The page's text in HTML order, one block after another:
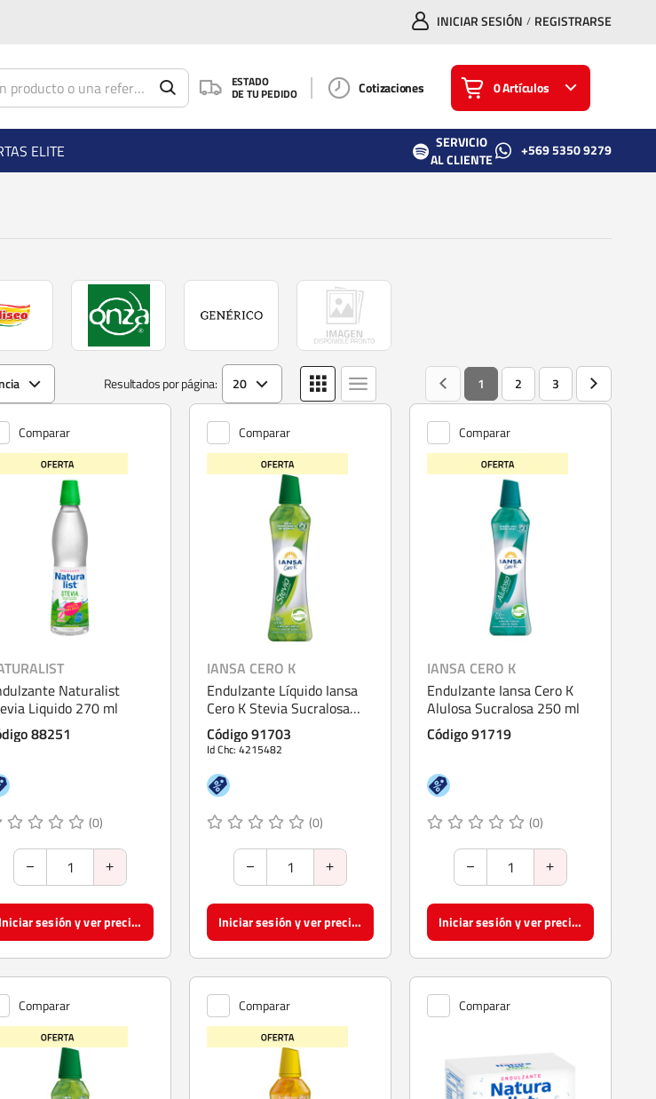
INICIAR SESIÓN / REGISTRARSE
ESTADO
DE TU PEDIDO Cotizaciones 0 Artículos
ELITE
SERVICIO
AL CLIENTE
+569 5350 9279
Resultados por página: 20 1 2 3
Comparar
Naturalist
Liquido 270 ml
88251
(0)
Iniciar sesión y ver precios
Comparar
IANSA CERO K
Endulzante Líquido Iansa
Cero K Stevia Sucralosa
250 ml
Código 91703
Id Chc: 4215482
(0)
Iniciar sesión y ver precios
Comparar
IANSA CERO K
Endulzante Iansa Cero K
Alulosa Sucralosa 250 ml
Código 91719
(0)
Iniciar sesión y ver precios
Comparar Comparar Comparar